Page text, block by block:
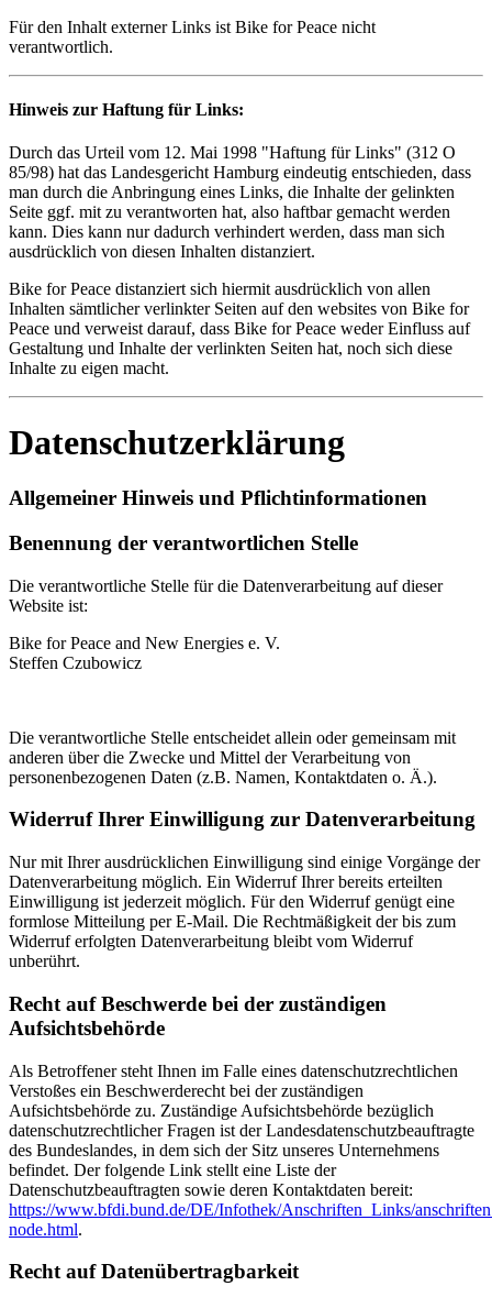
Für den Inhalt externer Links ist Bike for Peace nicht
verantwortlich.
Hinweis zur Haftung für Links:
Durch das Urteil vom 12. Mai 1998 "Haftung für Links" (312 O
85/98) hat das Landesgericht Hamburg eindeutig entschieden, dass
man durch die Anbringung eines Links, die Inhalte der gelinkten
Seite ggf. mit zu verantworten hat, also haftbar gemacht werden
kann. Dies kann nur dadurch verhindert werden, dass man sich
ausdrücklich von diesen Inhalten distanziert.
Bike for Peace distanziert sich hiermit ausdrücklich von allen
Inhalten sämtlicher verlinkter Seiten auf den websites von Bike for
Peace und verweist darauf, dass Bike for Peace weder Einfluss auf
Gestaltung und Inhalte der verlinkten Seiten hat, noch sich diese
Inhalte zu eigen macht.
Datenschutzerklärung
Allgemeiner Hinweis und Pflichtinformationen
Benennung der verantwortlichen Stelle
Die verantwortliche Stelle für die Datenverarbeitung auf dieser
Website ist:
Bike for Peace and New Energies e. V.
Steffen Czubowicz
Die verantwortliche Stelle entscheidet allein oder gemeinsam mit
anderen über die Zwecke und Mittel der Verarbeitung von
personenbezogenen Daten (z.B. Namen, Kontaktdaten o. Ä.).
Widerruf Ihrer Einwilligung zur Datenverarbeitung
Nur mit Ihrer ausdrücklichen Einwilligung sind einige Vorgänge der
Datenverarbeitung möglich. Ein Widerruf Ihrer bereits erteilten
Einwilligung ist jederzeit möglich. Für den Widerruf genügt eine
formlose Mitteilung per E-Mail. Die Rechtmäßigkeit der bis zum
Widerruf erfolgten Datenverarbeitung bleibt vom Widerruf
unberührt.
Recht auf Beschwerde bei der zuständigen
Aufsichtsbehörde
Als Betroffener steht Ihnen im Falle eines datenschutzrechtlichen
Verstoßes ein Beschwerderecht bei der zuständigen
Aufsichtsbehörde zu. Zuständige Aufsichtsbehörde bezüglich
datenschutzrechtlicher Fragen ist der Landesdatenschutzbeauftragte
des Bundeslandes, in dem sich der Sitz unseres Unternehmens
befindet. Der folgende Link stellt eine Liste der
Datenschutzbeauftragten sowie deren Kontaktdaten bereit:
https://www.bfdi.bund.de/DE/Infothek/Anschriften_Links/
node.html.
Recht auf Datenübertragbarkeit